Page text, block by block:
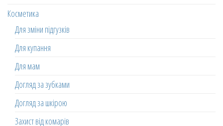
Косметика
Для зміни підгузків
Для купання
Для мам
Догляд за зубками
Догляд за шкірою
Захист від комарів